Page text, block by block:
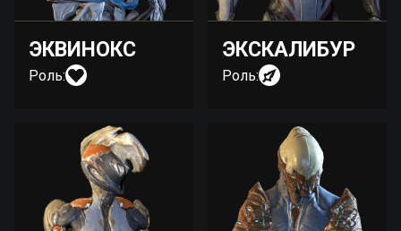
ЭКВИНОКС
Роль:
ЭКСКАЛИБУР
Роль: